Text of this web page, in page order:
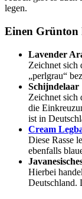
legen.
Einen Grünton
Lavender
Zeichnet sich
„perlgrau“
Schijndelaar
Zeichnet sich
die
ist in
Cream
Diese Rasse
ebenfalls
Hierbei
Deutschland.